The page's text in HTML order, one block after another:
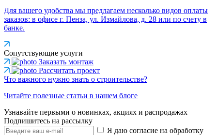
Для вашего удобства мы предлагаем несколько видов оплаты
заказов: в офисе г. Пенза, ул. Измайлова, д. 28 или по счету в
банке.
Сопутствующие услуги
Заказать монтаж
Рассчитать проект
Что важного нужно знать о строительстве?
Читайте полезные статьи в нашем блоге
Узнавайте первыми о новинках, акциях и распродажах
Подпишитесь на рассылку
Я даю согласие на обработку